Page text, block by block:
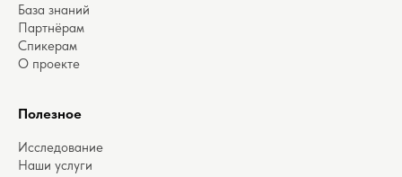
База знаний
Партнёрам
Спикерам
О проекте
Полезное
Исследование
Наши услуги